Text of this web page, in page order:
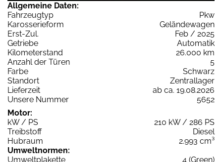
Allgemeine Daten:
Fahrzeugtyp
Pkw
Karosserieform
Geländewagen
Erst-Zul.
Feb / 2025
Getriebe
Automatik
Kilometerstand
26.000 km
Anzahl der Türen
5
Farbe
Schwarz
Standort
Zentrallager
Lieferzeit
ab ca. 19.08.2026
Unsere Nummer
5652
Motor:
kW / PS
210 kW / 286 PS
Treibstoff
Diesel
Hubraum
2.993 cm³
Umweltnormen:
Umweltplakette
4 (Green)